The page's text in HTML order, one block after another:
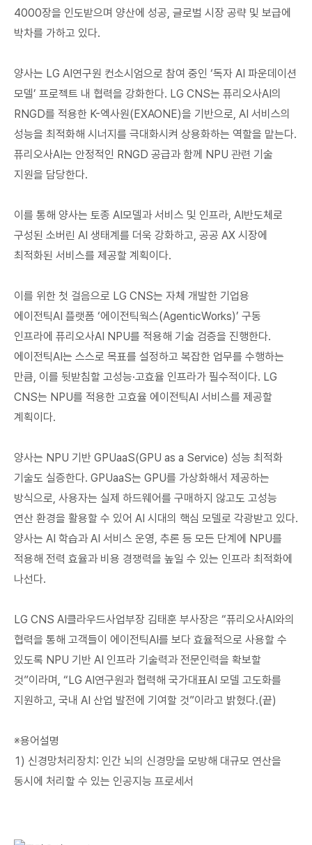
4000장을 인도받으며 양산에 성공, 글로벌 시장 공략 및 보급에
박차를 가하고 있다.
양사는 LG AI연구원 컨소시엄으로 참여 중인 ‘독자 AI 파운데이션
모델’ 프로젝트 내 협력을 강화한다. LG CNS는 퓨리오사AI의
RNGD를 적용한 K-엑사원(EXAONE)을 기반으로, AI 서비스의
성능을 최적화해 시너지를 극대화시켜 상용화하는 역할을 맡는다.
퓨리오사AI는 안정적인 RNGD 공급과 함께 NPU 관련 기술
지원을 담당한다.
이를 통해 양사는 토종 AI모델과 서비스 및 인프라, AI반도체로
구성된 소버린 AI 생태계를 더욱 강화하고, 공공 AX 시장에
최적화된 서비스를 제공할 계획이다.
이를 위한 첫 걸음으로 LG CNS는 자체 개발한 기업용
에이전틱AI 플랫폼 ‘에이전틱웍스(AgenticWorks)’ 구동
인프라에 퓨리오사AI NPU를 적용해 기술 검증을 진행한다.
에이전틱AI는 스스로 목표를 설정하고 복잡한 업무를 수행하는
만큼, 이를 뒷받침할 고성능·고효율 인프라가 필수적이다. LG
CNS는 NPU를 적용한 고효율 에이전틱AI 서비스를 제공할
계획이다.
양사는 NPU 기반 GPUaaS(GPU as a Service) 성능 최적화
기술도 실증한다. GPUaaS는 GPU를 가상화해서 제공하는
방식으로, 사용자는 실제 하드웨어를 구매하지 않고도 고성능
연산 환경을 활용할 수 있어 AI 시대의 핵심 모델로 각광받고 있다.
양사는 AI 학습과 AI 서비스 운영, 추론 등 모든 단계에 NPU를
적용해 전력 효율과 비용 경쟁력을 높일 수 있는 인프라 최적화에
나선다.
LG CNS AI클라우드사업부장 김태훈 부사장은 “퓨리오사AI와의
협력을 통해 고객들이 에이전틱AI를 보다 효율적으로 사용할 수
있도록 NPU 기반 AI 인프라 기술력과 전문인력을 확보할
것”이라며, “LG AI연구원과 협력해 국가대표AI 모델 고도화를
지원하고, 국내 AI 산업 발전에 기여할 것”이라고 밝혔다.(끝)
※용어설명
1) 신경망처리장치: 인간 뇌의 신경망을 모방해 대규모 연산을
동시에 처리할 수 있는 인공지능 프로세서